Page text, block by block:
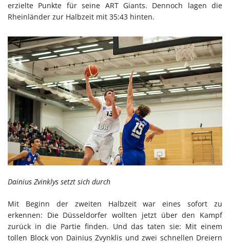
erzielte Punkte für seine ART Giants. Dennoch lagen die
Rheinländer zur Halbzeit mit 35:43 hinten.
Dainius Zvinklys setzt sich durch
Mit Beginn der zweiten Halbzeit war eines sofort zu
erkennen: Die Düsseldorfer wollten jetzt über den Kampf
zurück in die Partie finden. Und das taten sie: Mit einem
tollen Block von Dainius Zvynklis und zwei schnellen Dreiern